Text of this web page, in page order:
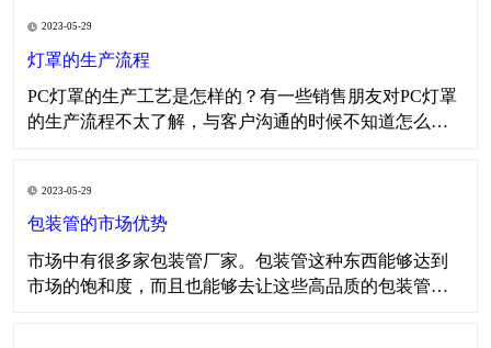
树脂和防老化助剂的上述性能进行综合评定后才可选
用，以下是常规的影响产品变色的原因以及物流性能，
2023-05-29
灯罩的生产流程
​PC灯罩的生产工艺是怎样的？有一些销售朋友对PC灯罩
的生产流程不太了解，与客户沟通的时候不知道怎么去
好的方法也可以向我司反馈。 在PC灯罩生产之前，我们
需要做几个步骤的工作，第一步是了解客户所需要的P
2023-05-29
包装管的市场优势
市场中有很多家包装管厂家。包装管这种东西能够达到
市场的饱和度，而且也能够去让这些高品质的包装管打